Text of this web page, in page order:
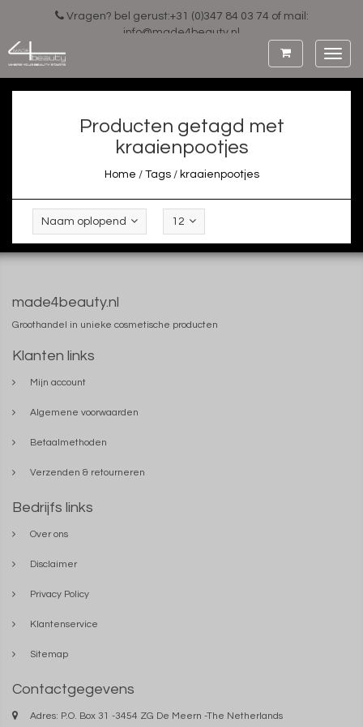
Vragen? bel gerust:+31 (0)347 84 03 74 of mail:
info@made4beauty.nl
Producten getagd met
kraaienpootjes
Home / Tags/ kraaienpootjes
Naam oplopend 12
made4beauty.nl
Groothandel in unieke cosmetische producten
Klanten links
Mijn account
Algemene voorwaarden
Betaalmethoden
Verzenden & retourneren
Bedrijfs links
Over ons
Disclaimer
Privacy Policy
Klantenservice
Sitemap
Contactgegevens
Adres: P.O. Box 31 -3454 ZG De Meern -The Netherlands